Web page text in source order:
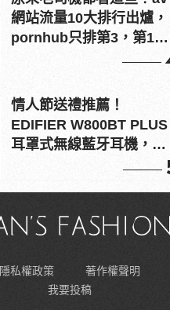
網站流量10大排行出爐，
pornhub只排第3，第1名
情人節送禮推薦！
EDIFIER W800BT PLUS
耳罩式無線藍牙耳機，在
隱私權政策 著作權聲明
我要投稿